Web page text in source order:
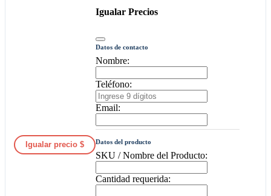
Igualar precio $
Igualar Precios
Datos de contacto
Nombre:
Teléfono:
Email:
Datos del producto
SKU / Nombre del Producto:
Cantidad requerida: